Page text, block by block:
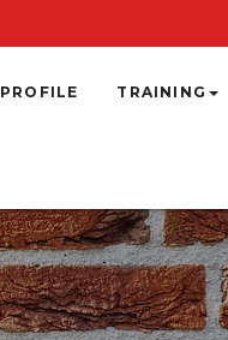
PROFILE TRAINING